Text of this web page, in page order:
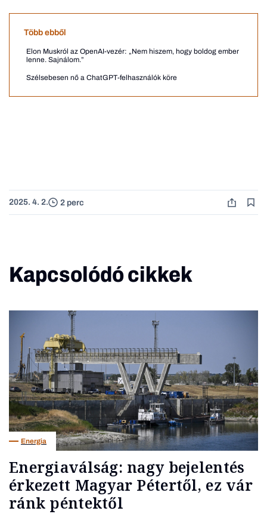
Több ebből
Elon Muskról az OpenAI-vezér: „Nem hiszem, hogy boldog ember
lenne. Sajnálom.”
Szélsebesen nő a ChatGPT-felhasználók köre
2025. 4. 2. 2 perc
Kapcsolódó cikkek
Energia
Energiaválság: nagy bejelentés
érkezett Magyar Pétertől, ez vár
ránk péntektől